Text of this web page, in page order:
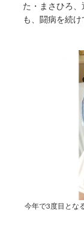
た・まさひろ
も、闘病を続け
今年で3度目とな